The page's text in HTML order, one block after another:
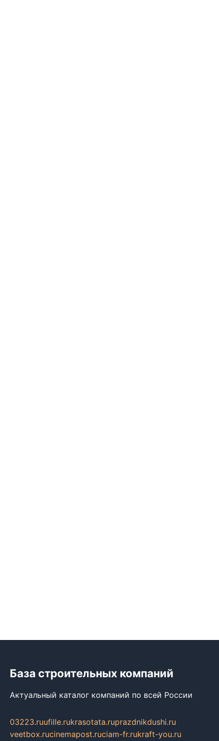
База строительных компаний
Актуальный каталог компаний по всей России
03223.ruufille.rukrasotata.ruprazdnikdushi.ru
veetbox.rucinemapost.ruciam-fr.rukraft-you.ru